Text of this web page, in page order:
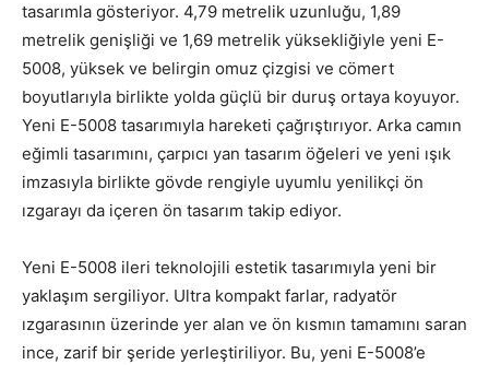
tasarımla gösteriyor. 4,79 metrelik uzunluğu, 1,89
metrelik genişliği ve 1,69 metrelik yüksekliğiyle yeni E-
5008, yüksek ve belirgin omuz çizgisi ve cömert
boyutlarıyla birlikte yolda güçlü bir duruş ortaya koyuyor.
Yeni E-5008 tasarımıyla hareketi çağrıştırıyor. Arka camın
eğimli tasarımını, çarpıcı yan tasarım öğeleri ve yeni ışık
imzasıyla birlikte gövde rengiyle uyumlu yenilikçi ön
ızgarayı da içeren ön tasarım takip ediyor.
Yeni E-5008 ileri teknolojili estetik tasarımıyla yeni bir
yaklaşım sergiliyor. Ultra kompakt farlar, radyatör
ızgarasının üzerinde yer alan ve ön kısmın tamamını saran
ince, zarif bir şeride yerleştiriliyor. Bu, yeni E-5008’e